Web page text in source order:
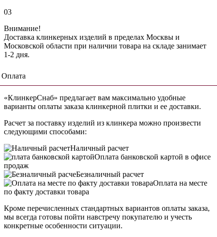
03
Внимание!
Доставка клинкерных изделий в пределах Москвы и
Московской области при наличии товара на складе занимает
1-2 дня.
Оплата
«КлинкерСнаб» предлагает вам максимально удобные
варианты оплаты заказа клинкерной плитки и ее доставки.
Расчет за поставку изделий из клинкера можно произвести
следующими способами:
Наличный расчет
Оплата банковской картой в офисе
продаж
Безналичный расчет
Оплата на месте
по факту доставки товара
Кроме перечисленных стандартных вариантов оплаты заказа,
мы всегда готовы пойти навстречу покупателю и учесть
конкретные особенности ситуации.